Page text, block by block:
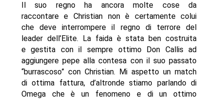
Il suo regno ha ancora molte cose da
raccontare e Christian non è certamente colui
che deve interrompere il regno di terrore del
leader dell’Elite. La faida è stata ben costruita
e gestita con il sempre ottimo Don Callis ad
aggiungere pepe alla contesa con il suo passato
“burrascoso” con Christian. Mi aspetto un match
di ottima fattura, d’altronde stiamo parlando di
Omega che è un fenomeno e di un ottimo